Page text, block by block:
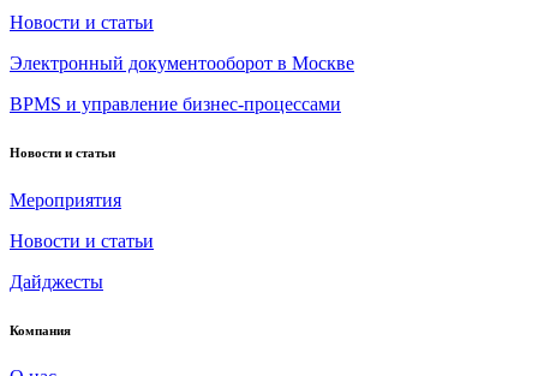
Новости и статьи
Электронный документооборот в Москве
BPMS и управление бизнес-процессами
Новости и статьи
Мероприятия
Новости и статьи
Дайджесты
Компания